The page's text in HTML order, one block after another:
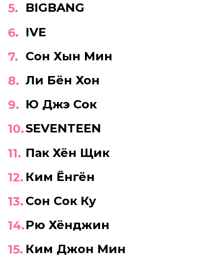
BIGBANG
IVE
Сон Хын Мин
Ли Бён Хон
Ю Джэ Сок
SEVENTEEN
Пак Хён Щик
Ким Ёнгён
Сон Сок Ку
Рю Хёнджин
Ким Джон Мин